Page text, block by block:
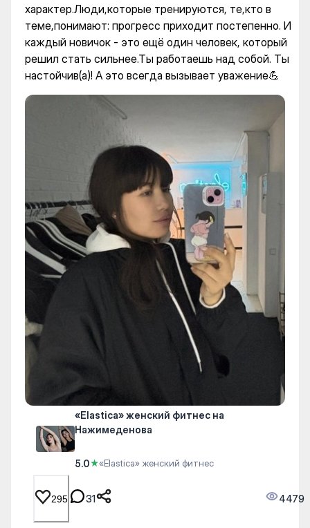
характер.Люди,которые тренируются, те,кто в
теме,понимают: прогресс приходит постепенно. И
каждый новичок - это ещё один человек, который
решил стать сильнее.Ты работаешь над собой. Ты
настойчив(а)! А это всегда вызывает уважение💪
«Elastica» женский фитнес на
Нажимеденова
5.0★«Elastica» женский фитнес
295 31 4479